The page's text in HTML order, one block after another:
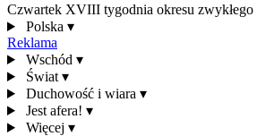
Czwartek XVIII tygodnia okresu zwykłego
Polska ▾
Reklama
Wschód ▾
Świat ▾
Duchowość i wiara ▾
Jest afera! ▾
Więcej ▾